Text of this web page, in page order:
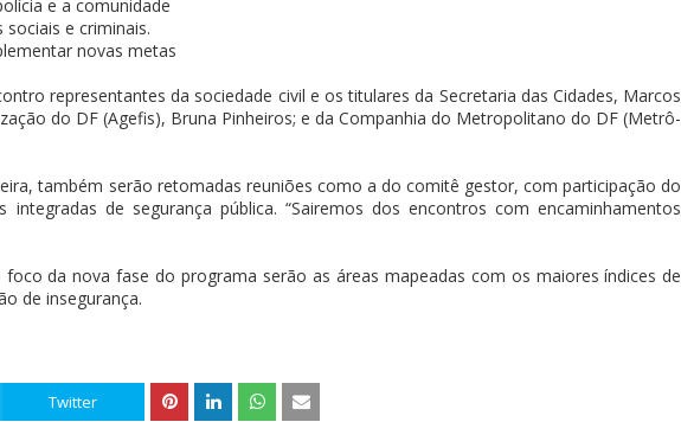
e a comunidade
sociais e criminais.
novas metas
representantes da sociedade civil e os titulares da Secretaria das Cidades, Marcos
do DF (Agefis), Bruna Pinheiros; e da Companhia do Metropolitano do DF (Metrô-
também serão retomadas reuniões como a do comitê gestor, com participação do
integradas de segurança pública. “Sairemos dos encontros com encaminhamentos
da nova fase do programa serão as áreas mapeadas com os maiores índices de
de insegurança.
Twitter